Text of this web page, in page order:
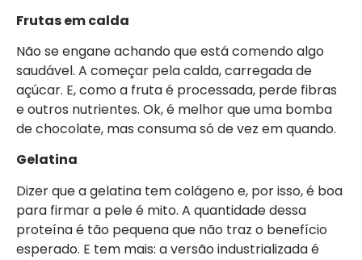
Frutas em calda
Não se engane achando que está comendo algo
saudável. A começar pela calda, carregada de
açúcar. E, como a fruta é processada, perde fibras
e outros nutrientes. Ok, é melhor que uma bomba
de chocolate, mas consuma só de vez em quando.
Gelatina
Dizer que a gelatina tem colágeno e, por isso, é boa
para firmar a pele é mito. A quantidade dessa
proteína é tão pequena que não traz o benefício
esperado. E tem mais: a versão industrializada é